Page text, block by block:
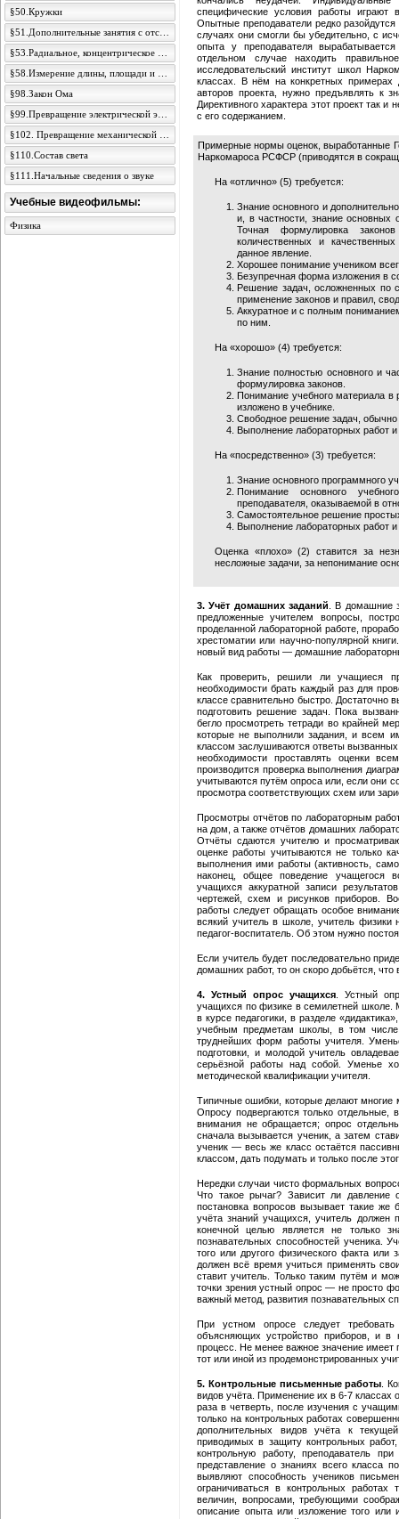
специфические условия работы играют
Опытные преподаватели редко
случаях они смогли бы убедительно, с
опыта у преподавателя
отдельном случае находить
исследовательский институт школ
классах. В нём на конкретных примерах
авторов проекта, нужно предъявлять к
Директивного характера этот проект так
с его содержанием.
Примерные нормы оценок, выработанные
Наркомароса РСФСР (приводятся в
На «отлично» (5) требуется:
Знание основного и
и, в частности, знание основных
Точная формулировка
количественных и
данное явление.
Хорошее понимание учеником
Безупречная форма изложения в
Решение задач, осложненных по
применение законов и правил,
Аккуратное и с полным
по ним.
На «хорошо» (4) требуется:
Знание полностью основного и
формулировка законов.
Понимание учебного материала в
изложено в учебнике.
Свободное решение задач,
Выполнение лабораторных работ
На «посредственно» (3) требуется:
Знание основного программного
Понимание основного
преподавателя, оказываемой в
Самостоятельное решение
Выполнение лабораторных работ
Оценка «плохо» (2) ставится за
несложные задачи, за непонимание
3. Учёт домашних заданий . В домашние
предложенные учителем вопросы,
проделанной лабораторной работе,
хрестоматии или научно-популярной
новый вид работы — домашние
Как проверить, решили ли учащиеся
необходимости брать каждый раз для
классе сравнительно быстро. Достаточно
подготовить решение задач. Пока
бегло просмотреть тетради во крайней
которые не выполнили задания, и всем
классом заслушиваются ответы вызванных
необходимости проставлять оценки
производится проверка выполнения
учитываются путём опроса или, если они
просмотра соответствующих схем или
Просмотры отчётов по лабораторным
на дом, а также отчётов домашних
Отчёты сдаются учителю и
оценке работы учитываются не только
выполнения ими работы (активность,
наконец, общее поведение учащегося
учащихся аккуратной записи
чертежей, схем и рисунков приборов.
работы следует обращать особое
всякий учитель в школе, учитель физики
педагог-воспитатель. Об этом нужно
Если учитель будет последовательно
домашних работ, то он скоро добьётся,
4. Устный опрос учащихся. Устный
учащихся по физике в семилетней школе.
в курсе педагогики, в разделе
учебным предметам школы, в том
труднейших форм работы учителя.
подготовки, и молодой учитель
серьёзной работы над собой. Уменье
методической квалификации учителя.
Типичные ошибки, которые делают
Опросу подвергаются только отдельные,
внимания не обращается; опрос
сначала вызывается ученик, а затем
ученик — весь же класс остаётся
классом, дать подумать и только после
Нередки случаи чисто формальных
Что такое рычаг? Зависит ли
постановка вопросов вызывает такие
учёта знаний учащихся, учитель должен
конечной целью является не только
познавательных способностей ученика.
того или другого физического факта
должен всё время учиться применять
ставит учитель. Только таким путём и
точки зрения устный опрос — не просто
важный метод, развития познавательных
При устном опросе следует
объясняющих устройство приборов, и в
процесс. Не менее важное значение имеет
тот или иной из продемонстрированных
5. Контрольные письменные работы .
видов учёта. Применение их в 6-7 классах
раза в четверть, после изучения с
только на контрольных работах
дополнительных видов учёта к
приводимых в защиту контрольных
контрольную работу, преподаватель
представление о знаниях всего класса
выявляют способность учеников
ограничиваться в контрольных работах
величин, вопросами, требующими
описание опыта или изложение того или
§50.Кружки
§98.Закон Ома
§110.Состав света
§111.Начальные сведения о звуке
Учебные видеофильмы:
Физика